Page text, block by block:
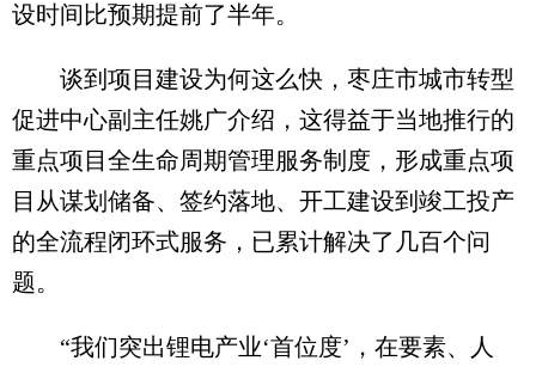
设时间比预期提前了半年。
谈到项目建设为何这么快，枣庄市城市转型
促进中心副主任姚广介绍，这得益于当地推行的
重点项目全生命周期管理服务制度，形成重点项
目从谋划储备、签约落地、开工建设到竣工投产
的全流程闭环式服务，已累计解决了几百个问
题。
“我们突出锂电产业‘首位度’，在要素、人